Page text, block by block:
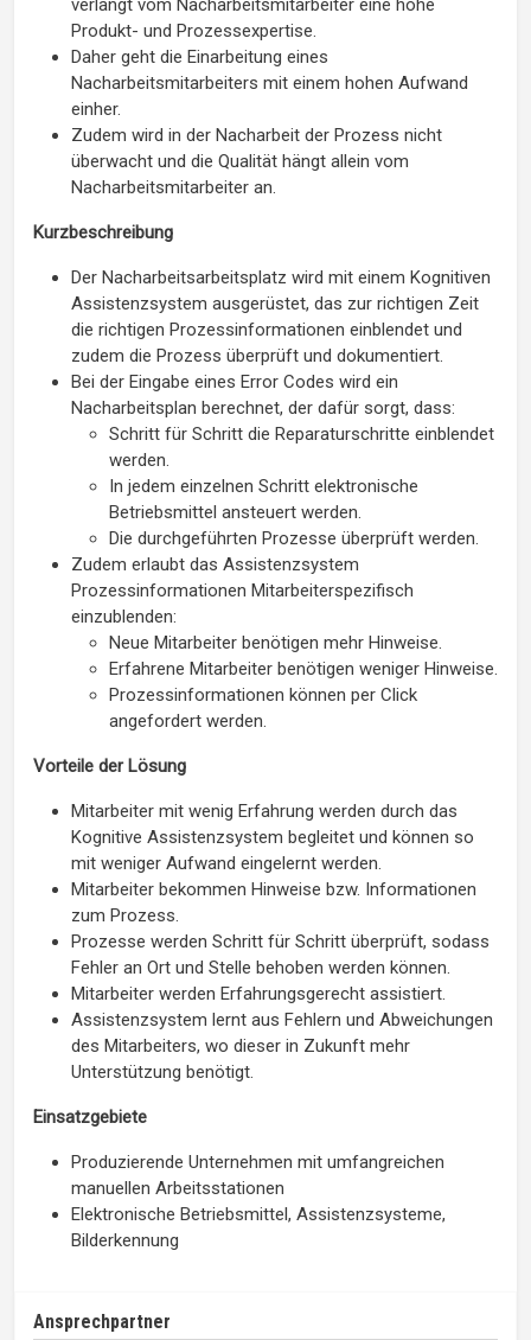
verlangt vom Nacharbeitsmitarbeiter eine hohe
Produkt- und Prozessexpertise.
Daher geht die Einarbeitung eines
Nacharbeitsmitarbeiters mit einem hohen Aufwand
einher.
Zudem wird in der Nacharbeit der Prozess nicht
überwacht und die Qualität hängt allein vom
Nacharbeitsmitarbeiter an.
Kurzbeschreibung
Der Nacharbeitsarbeitsplatz wird mit einem Kognitiven
Assistenzsystem ausgerüstet, das zur richtigen Zeit
die richtigen Prozessinformationen einblendet und
zudem die Prozess überprüft und dokumentiert.
Bei der Eingabe eines Error Codes wird ein
Nacharbeitsplan berechnet, der dafür sorgt, dass:
Schritt für Schritt die Reparaturschritte einblendet
werden.
In jedem einzelnen Schritt elektronische
Betriebsmittel ansteuert werden.
Die durchgeführten Prozesse überprüft werden.
Zudem erlaubt das Assistenzsystem
Prozessinformationen Mitarbeiterspezifisch
einzublenden:
Neue Mitarbeiter benötigen mehr Hinweise.
Erfahrene Mitarbeiter benötigen weniger Hinweise.
Prozessinformationen können per Click
angefordert werden.
Vorteile der Lösung
Mitarbeiter mit wenig Erfahrung werden durch das
Kognitive Assistenzsystem begleitet und können so
mit weniger Aufwand eingelernt werden.
Mitarbeiter bekommen Hinweise bzw. Informationen
zum Prozess.
Prozesse werden Schritt für Schritt überprüft, sodass
Fehler an Ort und Stelle behoben werden können.
Mitarbeiter werden Erfahrungsgerecht assistiert.
Assistenzsystem lernt aus Fehlern und Abweichungen
des Mitarbeiters, wo dieser in Zukunft mehr
Unterstützung benötigt.
Einsatzgebiete
Produzierende Unternehmen mit umfangreichen
manuellen Arbeitsstationen
Elektronische Betriebsmittel, Assistenzsysteme,
Bilderkennung
Ansprechpartner